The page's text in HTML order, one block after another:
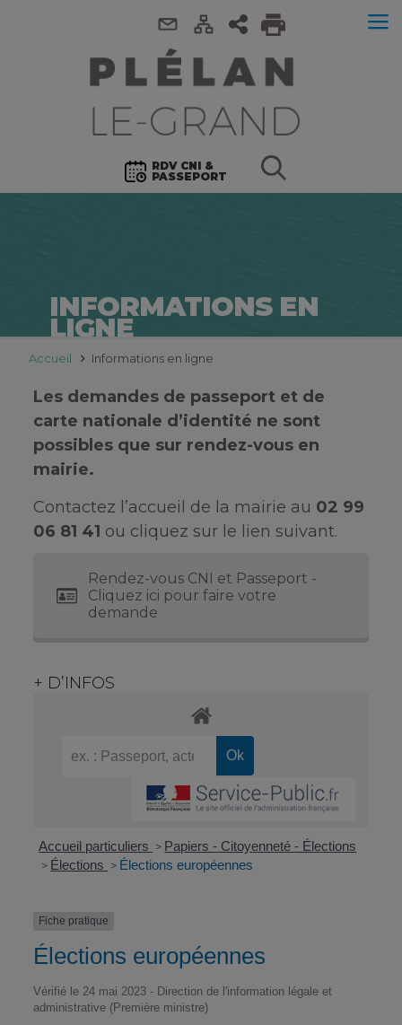
RDV CNI &
PASSEPORT
INFORMATIONS EN
LIGNE
Accueil Informations en ligne
Les demandes de passeport et de
carte nationale d’identité ne sont
possibles que sur rendez-vous en
mairie.
Contactez l’accueil de la mairie au 02 99
06 81 41 ou cliquez sur le lien suivant.
Rendez-vous CNI et Passeport -
Cliquez ici pour faire votre
demande
+ D’INFOS
Accueil particuliers > Papiers - Citoyenneté - Élections
> Élections > Élections européennes
Fiche pratique
Élections européennes
Vérifié le 24 mai 2023 - Direction de l'information légale et
administrative (Première ministre)